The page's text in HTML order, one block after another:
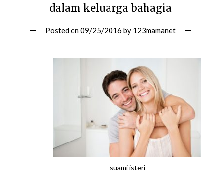
dalam keluarga bahagia
Posted on09/25/2016 by 123mamanet
suami isteri